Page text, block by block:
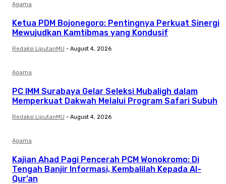
Agama
Ketua PDM Bojonegoro: Pentingnya Perkuat Sinergi
Mewujudkan Kamtibmas yang Kondusif
Redaksi LiputanMU - August 4, 2026
Agama
PC IMM Surabaya Gelar Seleksi Mubaligh dalam
Memperkuat Dakwah Melalui Program Safari Subuh
Redaksi LiputanMU - August 4, 2026
Agama
Kajian Ahad Pagi Pencerah PCM Wonokromo: Di
Tengah Banjir Informasi, Kembalilah Kepada Al-
Qur’an